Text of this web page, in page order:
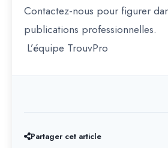
Contactez-nous pour figurer
publications professionnelles.
L’équipe TrouvPro
Partager cet article